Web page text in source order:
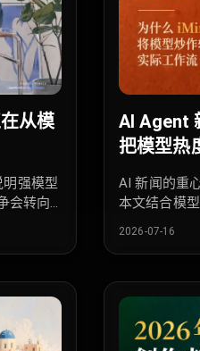
从模
强模型
会转向
AI Agent
把模型热
AI 新闻的重
本文结合模
2026-07-16